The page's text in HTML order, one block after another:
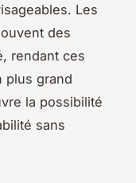
Les
des
rendant ces
plus grand
la possibilité
sans